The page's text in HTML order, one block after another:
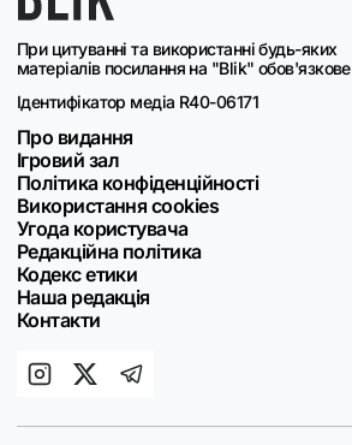
При цитуванні та використанні будь-яких
матеріалів посилання на "Blik" обов'язкове
Ідентифікатор медіа R40-06171
Про видання
Ігровий зал
Політика конфіденційності
Використання cookies
Угода користувача
Редакційна політика
Кодекс етики
Наша редакція
Контакти